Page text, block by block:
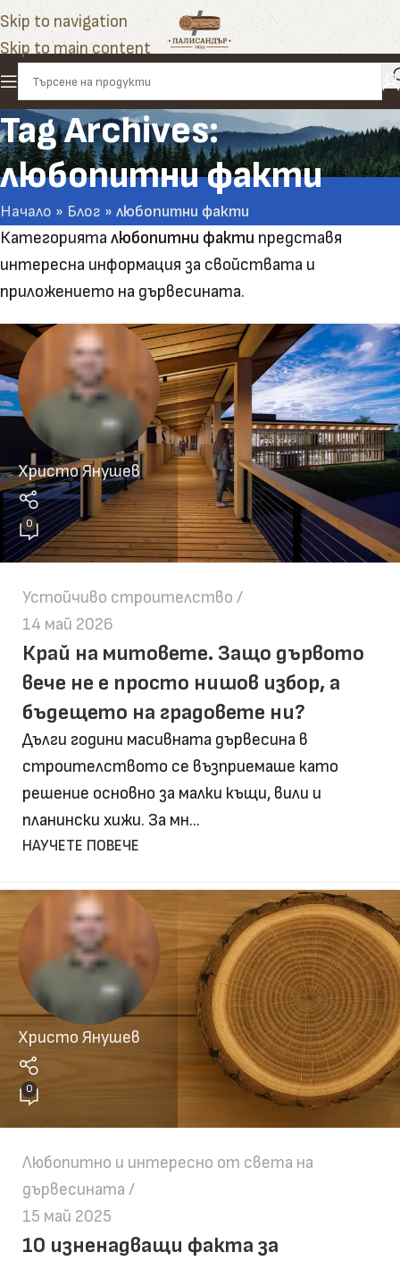
Skip to navigation
Skip to main content
Tag Archives:
любопитни факти
Начало » Блог » любопитни факти
Категорията любопитни факти представя
интересна информация за свойствата и
приложението на дървесината.
Христо Янушев
0
Устойчиво строителство
14 май 2026
Край на митовете. Защо дървото
вече не е просто нишов избор, а
бъдещето на градовете ни?
Дълги години масивната дървесина в
строителството се възприемаше като
решение основно за малки къщи, вили и
планински хижи. За мн...
НАУЧЕТЕ ПОВЕЧЕ
Христо Янушев
0
Любопитно и интересно от света на
дървесината
15 май 2025
10 изненадващи факта за